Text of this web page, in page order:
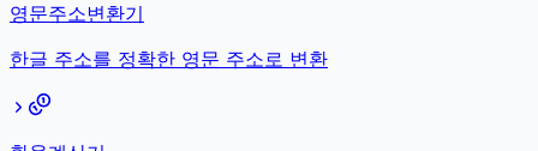
영문주소변환기
한글 주소를 정확한 영문 주소로 변환